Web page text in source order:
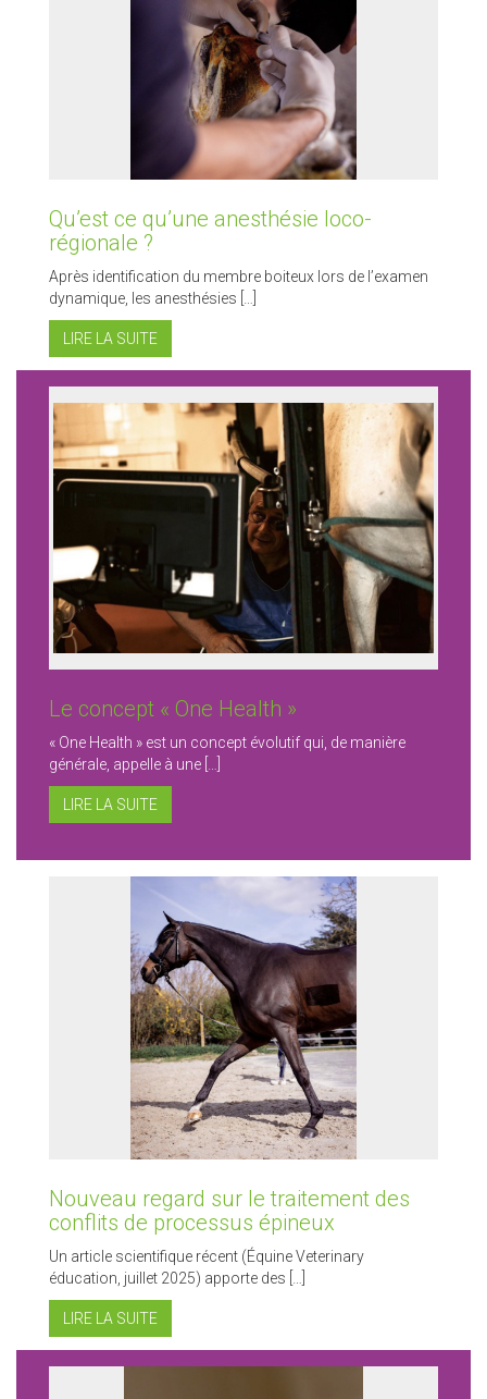
Qu’est ce qu’une anesthésie loco-
régionale ?
Après identification du membre boiteux lors de l’examen
dynamique, les anesthésies […]
LIRE LA SUITE
Le concept « One Health »
« One Health » est un concept évolutif qui, de manière
générale, appelle à une […]
LIRE LA SUITE
Nouveau regard sur le traitement des
conflits de processus épineux
Un article scientifique récent (Équine Veterinary
éducation, juillet 2025) apporte des […]
LIRE LA SUITE